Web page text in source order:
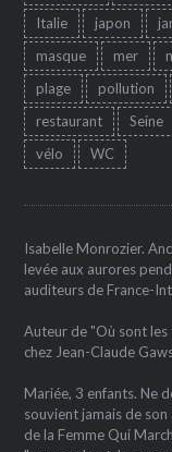
Italie
japon
masque
mer
plage
pollution
restaurant
Seine
vélo
WC
Isabelle Monrozier.
levée aux aurores
auditeurs de France-
Auteur de "Où sont les
chez Jean-Claude
Mariée, 3 enfants. Ne
souvient jamais de son
de la Femme Qui